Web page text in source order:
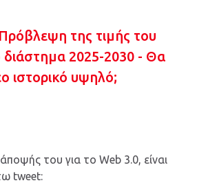
Πρόβλεψη της τιμής του
διάστημα 2025-2030 - Θα
ιστορικό υψηλό;
του για το Web 3.0, είναι
tweet: